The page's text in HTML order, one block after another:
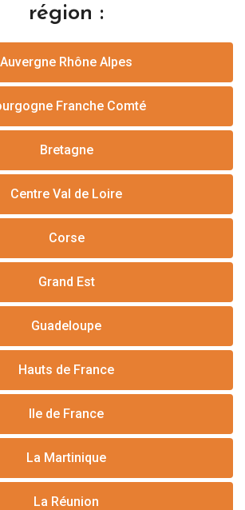
région :
Auvergne Rhône Alpes
Franche Comté
Bretagne
Centre Val de Loire
Corse
Grand Est
Guadeloupe
Hauts de France
Ile de France
La Martinique
La Réunion